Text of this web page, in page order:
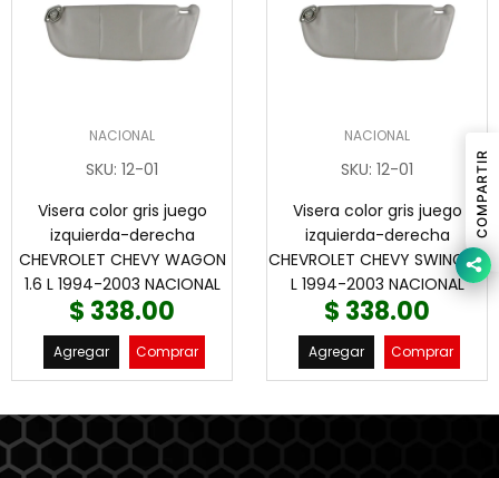
NACIONAL
SKU: 12-01
Visera color gris juego
izquierda-derecha
CHEVROLET CHEVY WAGON
1.6 L 1994-2003 NACIONAL
$ 338.00
Agregar Comprar
NACIONAL
SKU: 12-01
Visera color gris juego
izquierda-derecha
CHEVROLET CHEVY SWING 1.6
L 1994-2003 NACIONAL
$ 338.00
Agregar Comprar
COMPARTIR